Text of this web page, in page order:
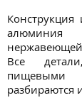
нержавеющей
Все
пищевыми
разбираются